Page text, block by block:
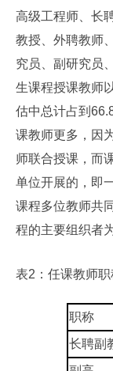
高级工程师、长
教授、外聘教师
究员、副研究员
生课程授课教师
估中总计占到
课教师更多，因
师联合授课，而
单位开展的，即
课程多位教师共
程的主要组织者
表2：任课教师
职称
长聘副